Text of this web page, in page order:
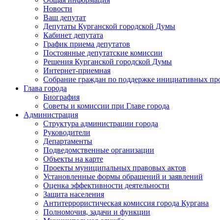
Новости
Ваш депутат
Депутаты Курганской городской Думы
Кабинет депутата
График приема депутатов
Постоянные депутатские комиссии
Решения Курганской городской Думы
Интернет-приемная
Собрание граждан по поддержке инициативных
Глава города
Биография
Советы и комиссии при Главе города
Администрация
Структура администрации города
Руководители
Департаменты
Подведомственные организации
Объекты на карте
Проекты муниципальных правовых актов
Установленные формы обращений и заявлений
Оценка эффективности деятельности
Защита населения
Антитеррористическая комиссия города Кургана
Полномочия, задачи и функции